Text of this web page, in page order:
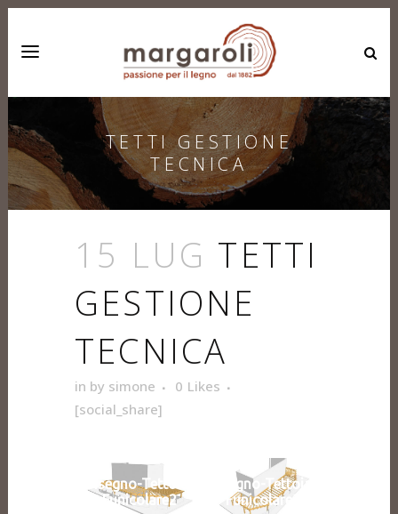
TETTI GESTIONE
TECNICA
15 LUG TETTI
GESTIONE
TECNICA
in by simone 0 Likes
[social_share]
Disegno-Tettoia-
Funicolare2
Disegno-Tettoia-
Funicolare3